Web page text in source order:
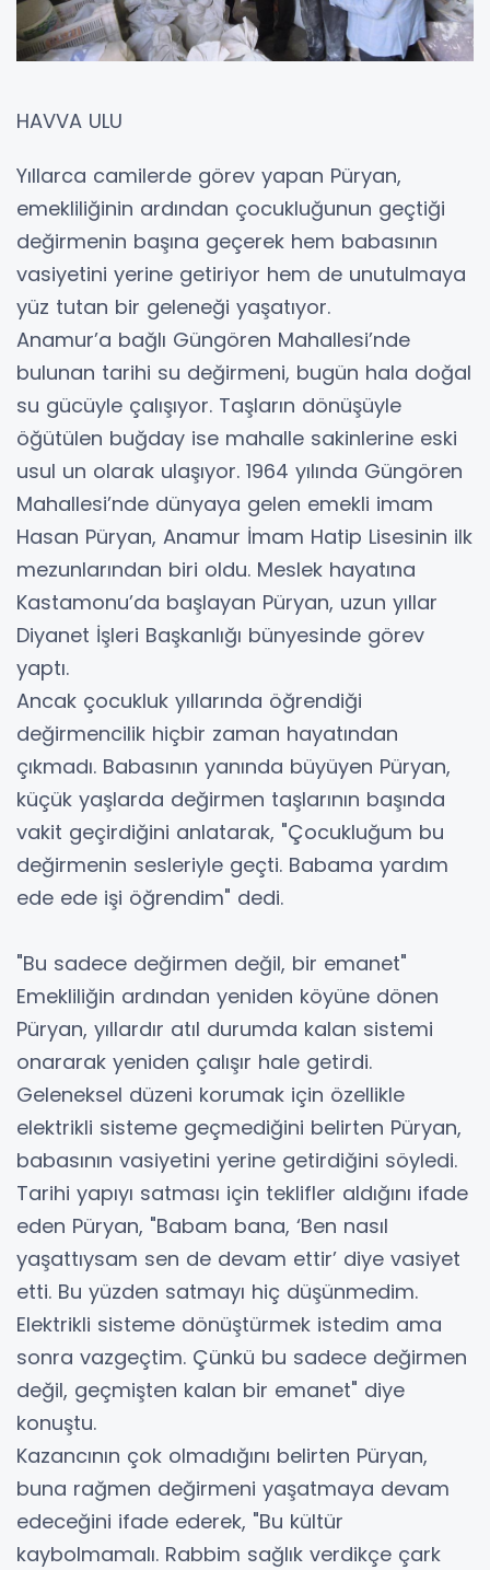
HAVVA ULU
Yıllarca camilerde görev yapan Püryan,
emekliliğinin ardından çocukluğunun geçtiği
değirmenin başına geçerek hem babasının
vasiyetini yerine getiriyor hem de unutulmaya
yüz tutan bir geleneği yaşatıyor.
Anamur’a bağlı Güngören Mahallesi’nde
bulunan tarihi su değirmeni, bugün hala doğal
su gücüyle çalışıyor. Taşların dönüşüyle
öğütülen buğday ise mahalle sakinlerine eski
usul un olarak ulaşıyor. 1964 yılında Güngören
Mahallesi’nde dünyaya gelen emekli imam
Hasan Püryan, Anamur İmam Hatip Lisesinin ilk
mezunlarından biri oldu. Meslek hayatına
Kastamonu’da başlayan Püryan, uzun yıllar
Diyanet İşleri Başkanlığı bünyesinde görev
yaptı.
Ancak çocukluk yıllarında öğrendiği
değirmencilik hiçbir zaman hayatından
çıkmadı. Babasının yanında büyüyen Püryan,
küçük yaşlarda değirmen taşlarının başında
vakit geçirdiğini anlatarak, "Çocukluğum bu
değirmenin sesleriyle geçti. Babama yardım
ede ede işi öğrendim" dedi.
"Bu sadece değirmen değil, bir emanet"
Emekliliğin ardından yeniden köyüne dönen
Püryan, yıllardır atıl durumda kalan sistemi
onararak yeniden çalışır hale getirdi.
Geleneksel düzeni korumak için özellikle
elektrikli sisteme geçmediğini belirten Püryan,
babasının vasiyetini yerine getirdiğini söyledi.
Tarihi yapıyı satması için teklifler aldığını ifade
eden Püryan, "Babam bana, ‘Ben nasıl
yaşattıysam sen de devam ettir’ diye vasiyet
etti. Bu yüzden satmayı hiç düşünmedim.
Elektrikli sisteme dönüştürmek istedim ama
sonra vazgeçtim. Çünkü bu sadece değirmen
değil, geçmişten kalan bir emanet" diye
konuştu.
Kazancının çok olmadığını belirten Püryan,
buna rağmen değirmeni yaşatmaya devam
edeceğini ifade ederek, "Bu kültür
kaybolmamalı. Rabbim sağlık verdikçe çark